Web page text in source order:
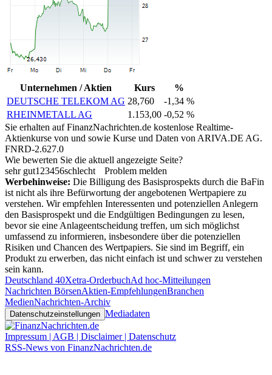
Unternehmen / Aktien Kurs
%
DEUTSCHE TELEKOM AG 28,760
-1,34 %
RHEINMETALL AG
1.153,00 -0,52 %
Sie erhalten auf FinanzNachrichten.de kostenlose Realtime-
Aktienkurse von und sowie Kurse und Daten von ARIVA.DE AG.
FNRD-2.627.0
Wie bewerten Sie die aktuell angezeigte Seite?
sehr gut1 23456schlecht
Problem melden
Werbehinweise: Die Billigung des Basisprospekts durch die BaFin
ist nicht als ihre Befürwortung der angebotenen Wertpapiere zu
verstehen. Wir empfehlen Interessenten und potenziellen Anlegern
den Basisprospekt und die Endgültigen Bedingungen zu lesen,
bevor sie eine Anlageentscheidung treffen, um sich möglichst
umfassend zu informieren, insbesondere über die potenziellen
Risiken und Chancen des Wertpapiers. Sie sind im Begriff, ein
Produkt zu erwerben, das nicht einfach ist und schwer zu verstehen
sein kann.
Deutschland 40Xetra-OrderbuchAd hoc-Mitteilungen
Nachrichten BörsenAktien-EmpfehlungenBranchen
MedienNachrichten-Archiv
Datenschutzeinstellungen Mediadaten
Impressum | AGB | Disclaimer | Datenschutz
RSS-News von FinanzNachrichten.de